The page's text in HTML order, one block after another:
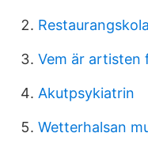
Vem är artisten
Akutpsykiatrin
Wetterhalsan